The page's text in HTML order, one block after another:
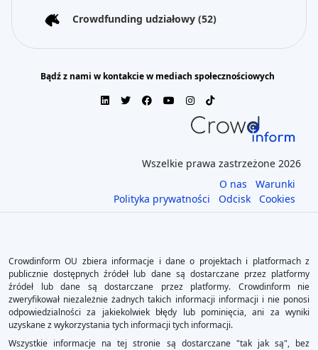
Crowdfunding udziałowy (52)
Bądź z nami w kontakcie w mediach społecznościowych
Wszelkie prawa zastrzeżone 2026
O nas
Warunki
Polityka prywatności
Odcisk Cookies
Crowdinform OU zbiera informacje i dane o projektach i platformach z
publicznie dostępnych źródeł lub dane są dostarczane przez platformy
źródeł lub dane są dostarczane przez platformy. Crowdinform nie
zweryfikował niezależnie żadnych takich informacji informacji i nie ponosi
odpowiedzialności za jakiekolwiek błędy lub pominięcia, ani za wyniki
uzyskane z wykorzystania tych informacji tych informacji.
Wszystkie informacje na tej stronie są dostarczane "tak jak są", bez